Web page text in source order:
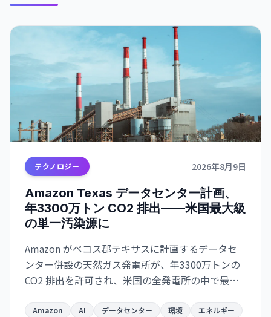
テクノロジー 2026年8月9日
Amazon Texas データセンター計画、
年3300万トン CO2 排出——米国最大級
の単一汚染源に
Amazon がペコス郡テキサスに計画するデータセ
ンター併設の天然ガス発電所が、年3300万トンの
CO2 排出を許可され、米国の全発電所の中で最大
と深刻に矛盾する局面を示唆している。
Amazon AI データセンター 環境 エネルギー